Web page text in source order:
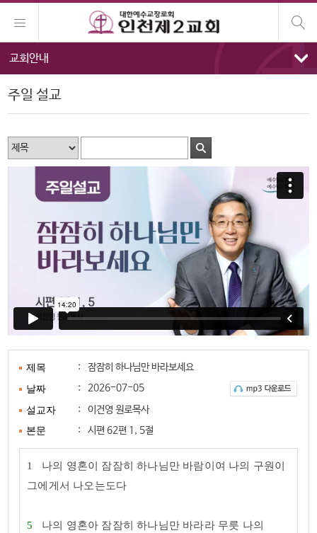
교회안내
주일 설교
제목 : 잠잠히 하나님만 바라보세요
날짜 : 2026-07-05
설교자 : 이건영 원로목사
본문 : 시편 62편 1, 5절
1 나의 영혼이 잠잠히 하나님만 바람이여 나의 구원이
그에게서 나오는도다
5 나의 영혼아 잠잠히 하나님만 바라라 무릇 나의